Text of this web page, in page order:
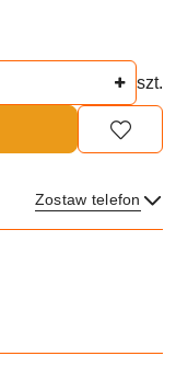
szt.
Zostaw telefon